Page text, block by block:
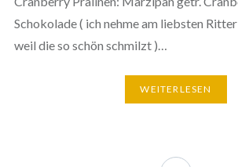
Scho­ko­la­de ( ich nehme am liebsten
weil die so schön schmilzt )…
WEI­TER­LE­SEN